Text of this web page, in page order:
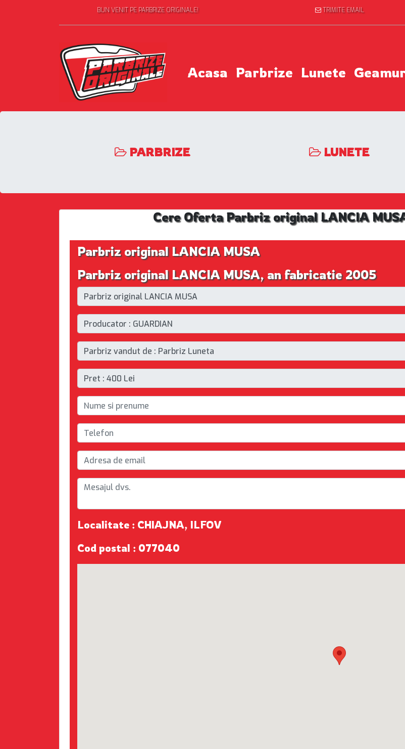
BUN VENIT PE PARBRIZE ORIGINALE! TRIMITE EMAIL
Acasa Parbrize Lunete
PARBRIZE LUNETE
Cere Oferta Parbriz original LANCIA
Parbriz original LANCIA MUSA
Parbriz original LANCIA MUSA, an fabricatie 2005
Localitate : CHIAJNA, ILFOV
Cod postal : 077040